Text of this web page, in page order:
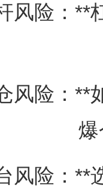
风险：**
风险：**
风险：**